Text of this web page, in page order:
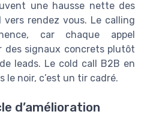
une hausse nette des
rendez vous. Le calling
car chaque appel
des signaux concrets plutôt
leads. Le cold call B2B en
le noir, c’est un tir cadré.
d’amélioration